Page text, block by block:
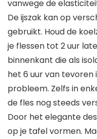
vanwege de
De ijszak kan op
gebruikt. Houd de
je flessen tot 2 uur
binnenkant die als
het 6 uur van tevoren
probleem. Zelfs in
de fles nog steeds
Door het elegante
op je tafel vormen.